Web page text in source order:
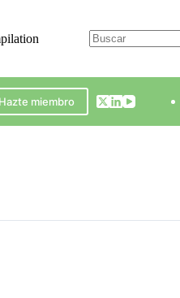
Hazte miembro